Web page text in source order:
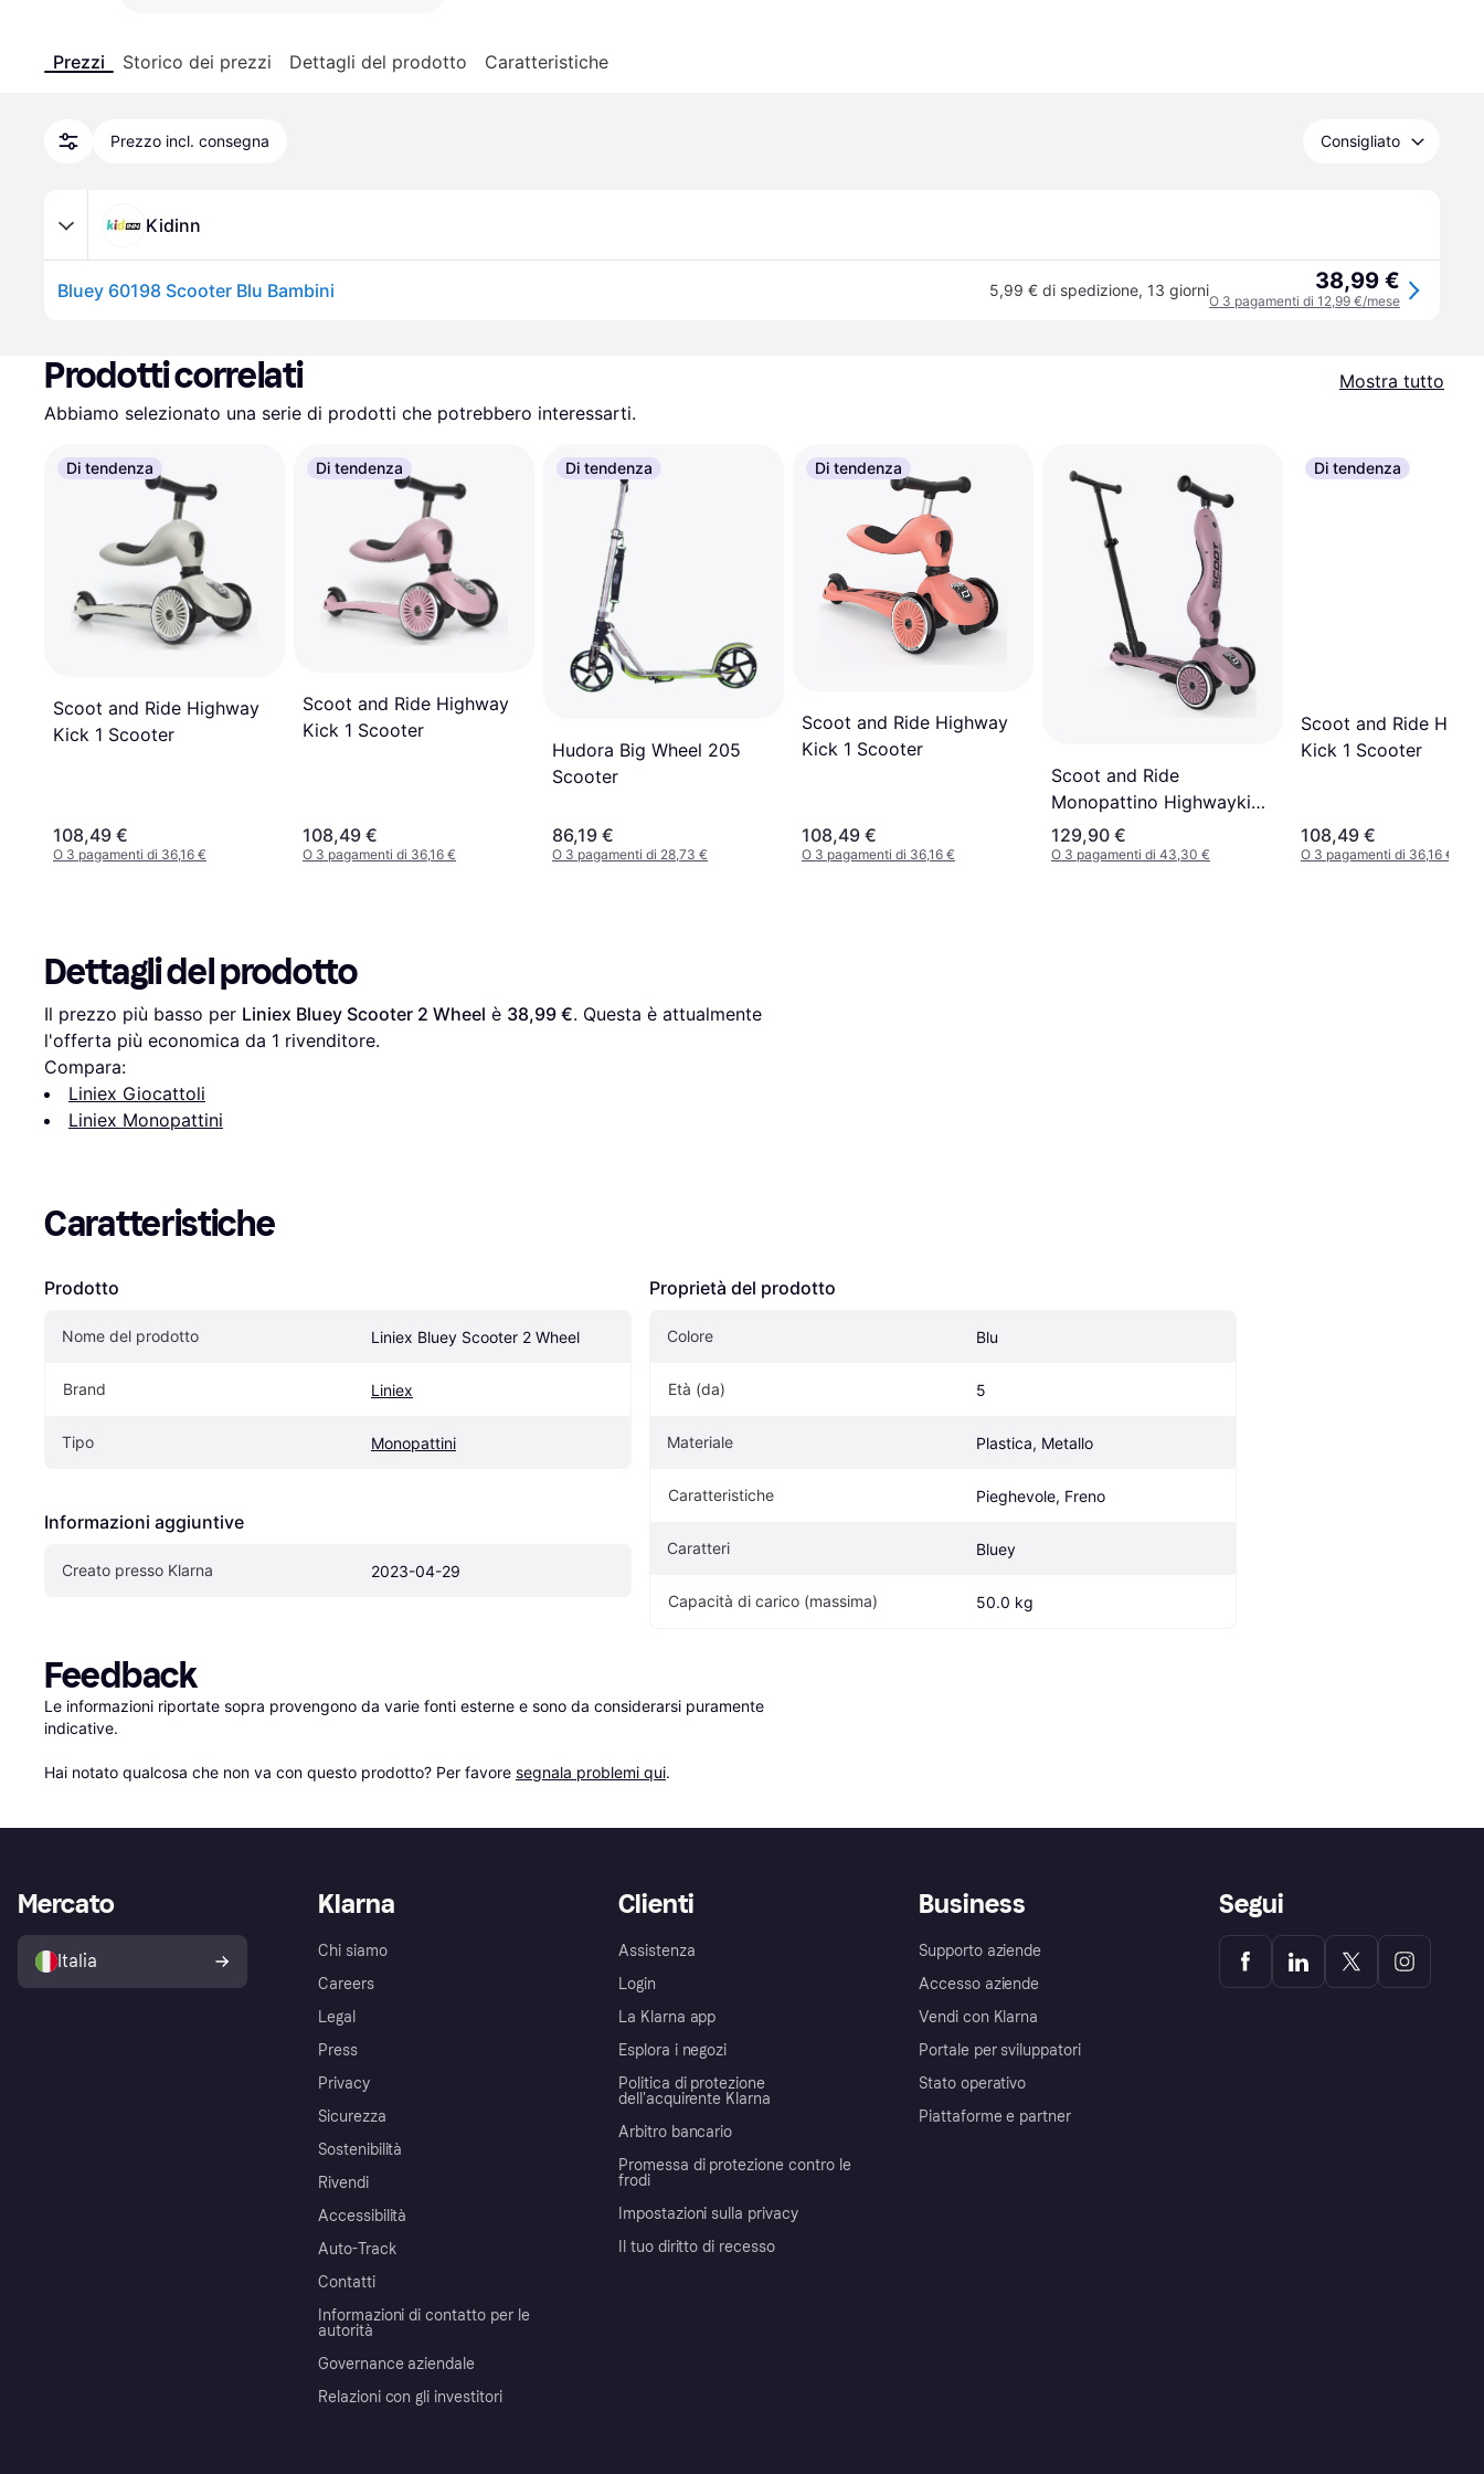
Prezzi Storico dei prezzi Dettagli del prodotto Caratteristiche
Prezzo incl. consegna Consigliato
Kidinn
Bluey 60198 Scooter Blu Bambini 5,99 € di spedizione, 13 giorni 38,99 €
O 3 pagamenti di 12,99 €/mese
Prodotti correlati
Mostra tutto
Abbiamo selezionato una serie di prodotti che potrebbero interessarti.
Di tendenza
Scoot and Ride Highway
Kick 1 Scooter
108,49 €
O 3 pagamenti di 36,16 €
Di tendenza
Scoot and Ride Highway
Kick 1 Scooter
108,49 €
O 3 pagamenti di 36,16 €
Di tendenza
Hudora Big Wheel 205
Scooter
86,19 €
O 3 pagamenti di 28,73 €
Di tendenza
Scoot and Ride Highway
Kick 1 Scooter
108,49 €
O 3 pagamenti di 36,16 €
Scoot and Ride
Monopattino Highwaykick
1 Push
129,90 €
O 3 pagamenti di 43,30 €
Di tendenza
Scoot and Ride
Kick 1 Scooter
108,49 €
O 3 pagamenti di 36,16 €
Dettagli del prodotto
Il prezzo più basso per Liniex Bluey Scooter 2 Wheel è 38,99 €. Questa è attualmente
l'offerta più economica da 1 rivenditore.
Compara:
Liniex Giocattoli
Liniex Monopattini
Caratteristiche
Prodotto
Nome del prodotto Liniex Bluey Scooter 2 Wheel
Brand Liniex
Tipo Monopattini
Informazioni aggiuntive
Creato presso Klarna 2023-04-29
Proprietà del prodotto
Colore Blu
Età (da) 5
Materiale Plastica, Metallo
Caratteristiche Pieghevole, Freno
Caratteri Bluey
Capacità di carico (massima) 50.0 kg
Feedback
Le informazioni riportate sopra provengono da varie fonti esterne e sono da considerarsi puramente
indicative.
Hai notato qualcosa che non va con questo prodotto? Per favore segnala problemi qui.
Klarna
Chi siamo
Careers
Legal
Press
Privacy
Sicurezza
Sostenibilità
Rivendi
Accessibilità
Auto-Track
Contatti
Informazioni di contatto per le
autorità
Governance aziendale
Relazioni con gli investitori
Clienti
Assistenza
Login
La Klarna app
Esplora i negozi
Politica di protezione
dell'acquirente Klarna
Arbitro bancario
Promessa di protezione contro le
frodi
Impostazioni sulla privacy
Il tuo diritto di recesso
Business
Supporto aziende
Accesso aziende
Vendi con Klarna
Portale per sviluppatori
Stato operativo
Piattaforme e partner
Mercato
Italia
Segui